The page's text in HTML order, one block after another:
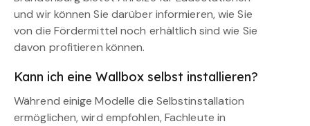
und wir können Sie darüber informieren, wie Sie
von die Fördermittel noch erhältlich sind wie Sie
davon profitieren können.
Kann ich eine Wallbox selbst installieren?
Während einige Modelle die Selbstinstallation
ermöglichen, wird empfohlen, Fachleute in